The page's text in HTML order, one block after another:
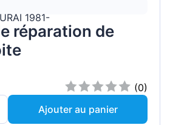
1981-
réparation de
(0)
Ajouter au panier